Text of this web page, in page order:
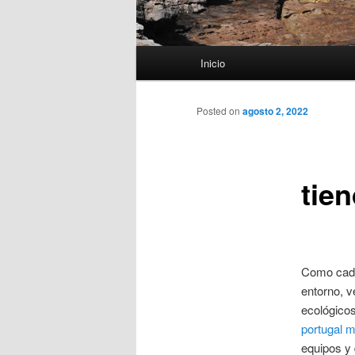
Inicio
Posted on agosto 2, 2022
Como
entorno,
portugal
equipos y